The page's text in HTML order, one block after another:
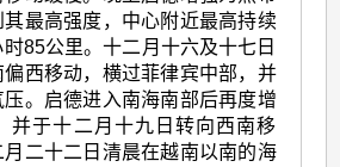
最高强度，中心附近最高持续
85公里。十二月十六及十七日
西移动，横过菲律宾中部，并
。启德进入南海南部后再度增
并于十二月十九日转向西南移
二十二日清晨在越南以南的海